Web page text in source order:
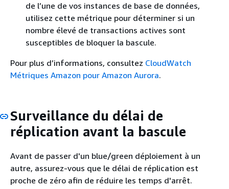
de l’une de vos instances de base de données,
utilisez cette métrique pour déterminer si un
nombre élevé de transactions actives sont
susceptibles de bloquer la bascule.
Pour plus d’informations, consultez CloudWatch
Métriques Amazon pour Amazon Aurora.
Surveillance du délai de
réplication avant la bascule
Avant de passer d'un blue/green déploiement à un
autre, assurez-vous que le délai de réplication est
proche de zéro afin de réduire les temps d'arrêt.